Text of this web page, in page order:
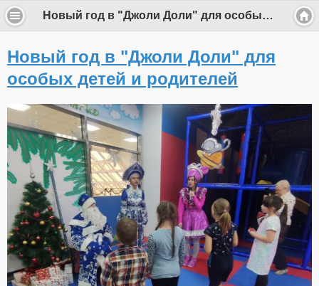
Новый год в "Джоли Доли" для особых детей и родителей
Новый год в "Джоли Доли" для
особых детей и родителей